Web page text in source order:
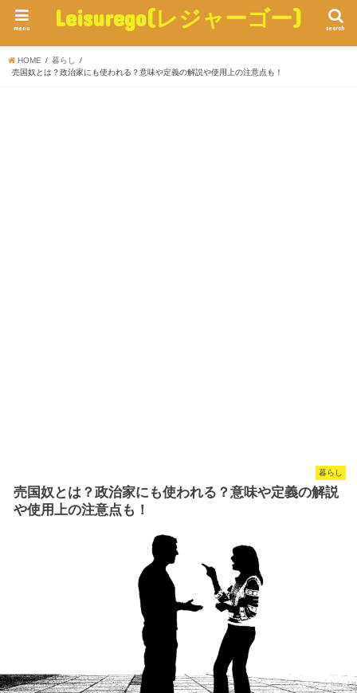
Leisurego(レジャーゴー) search
menu
HOME
暮らし
売国奴とは？政治家にも使われる？意味や定義の解説や使用上の注意点も！
暮らし
売国奴とは？政治家にも使われる？意味や定義の解説
や使用上の注意点も！